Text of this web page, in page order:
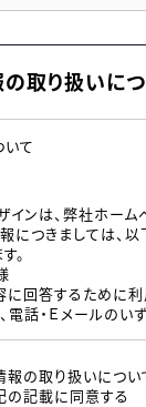
取り扱いに
て
インは、弊社ホー
につきましては、
。
答するために利
話・Ｅメールのい
よび本登録時の
の取り扱いについ
の記載に同意する